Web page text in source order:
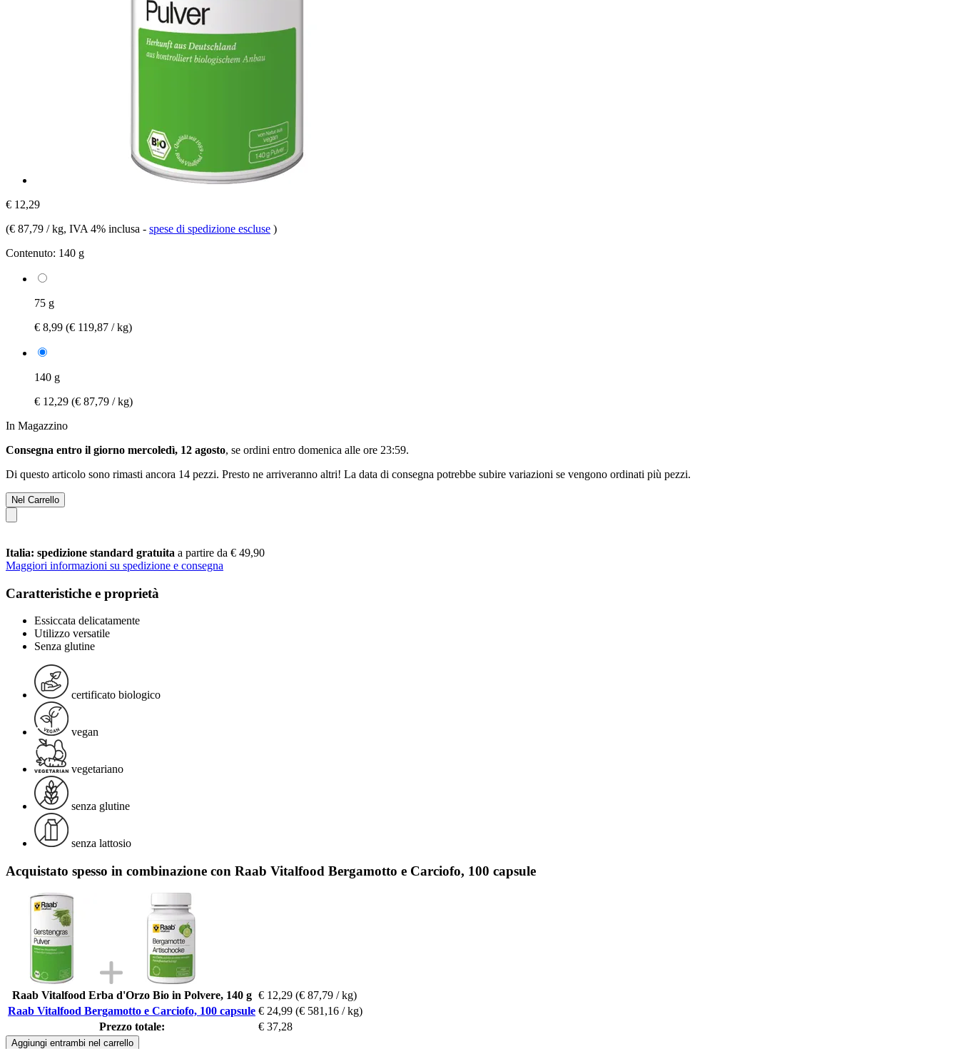
€ 12,29
(€ 87,79 / kg, IVA 4% inclusa - spese di spedizione escluse )
Contenuto: 140 g
75 g
€ 8,99 (€ 119,87 / kg)
140 g
€ 12,29 (€ 87,79 / kg)
In Magazzino
Consegna entro il giorno mercoledì, 12 agosto, se ordini entro domenica alle ore 23:59.
Di questo articolo sono rimasti ancora 14 pezzi. Presto ne arriveranno altri! La data di consegna potrebbe subire variazioni se vengono ordinati più pezzi.
Nel Carrello
Italia: spedizione standard gratuita a partire da € 49,90
Maggiori informazioni su spedizione e consegna
Caratteristiche e proprietà
Essiccata delicatamente
Utilizzo versatile
Senza glutine
certificato biologico
vegan
vegetariano
senza glutine
senza lattosio
Acquistato spesso in combinazione con Raab Vitalfood Bergamotto e Carciofo, 100 capsule
Raab Vitalfood Erba d'Orzo Bio in Polvere, 140 g € 12,29 (€ 87,79 / kg)
Raab Vitalfood Bergamotto e Carciofo, 100 capsule € 24,99 (€ 581,16 / kg)
Prezzo totale:
€ 37,28
Aggiungi entrambi nel carrello